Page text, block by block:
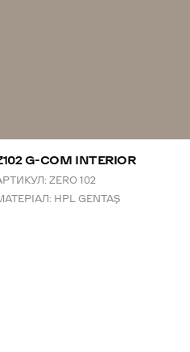
G-COM INTERIOR
ZERO 102
HPL GENTAŞ